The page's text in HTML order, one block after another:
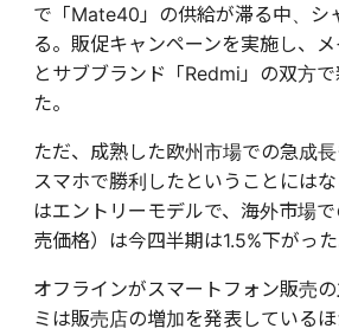
で「Mate40」の供給が滞る中、シ
る。販促キャンペーンを実施し、メ
とサブブランド「Redmi」の双方
た。
ただ、成熟した欧州市場での急成
スマホで勝利したということには
はエントリーモデルで、海外市場
売価格）は今四半期は1.5%下がった
オフラインがスマートフォン販売
ミは販売店の増加を発表している